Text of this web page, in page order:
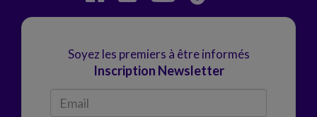
Soyez les premiers à être informés
Inscription Newsletter